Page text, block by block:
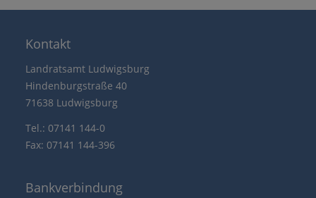
Kontakt
Landratsamt Ludwigsburg
Hindenburgstraße 40
71638 Ludwigsburg
Tel.: 07141 144-0
Fax: 07141 144-396
Bankverbindung